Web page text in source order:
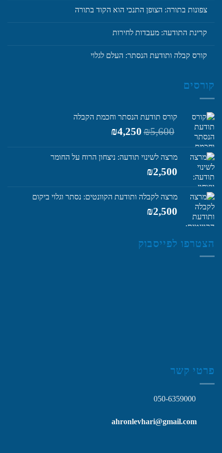
צפונות בתורה: הצופן התנכי הוא הקוד בתורה
קרינת התודעה: מעבדות לחירות
קורס קבלה ותודעת הנסתר: העלם לגלוי
קורסים
קורס תודעת הנסתר וחכמת הקבלה
₪5,600
המחיר
₪5,600.
₪4,250
₪4,250.
מרצה לשינוי תודעה: ניצחון הרוח על החומר
₪2,500
מרצה לקבלה ותודעת הקוונטים: נסתר וגלוי ביקום
₪2,500
הצטרפו לפייסבוק
פרטי קשר
050-6359000
ahronlevhari@gmail.com